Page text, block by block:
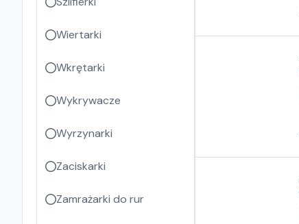
Wiertarki
Wkrętarki
Wykrywacze
Wyrzynarki
Zaciskarki
Zamrażarki do rur